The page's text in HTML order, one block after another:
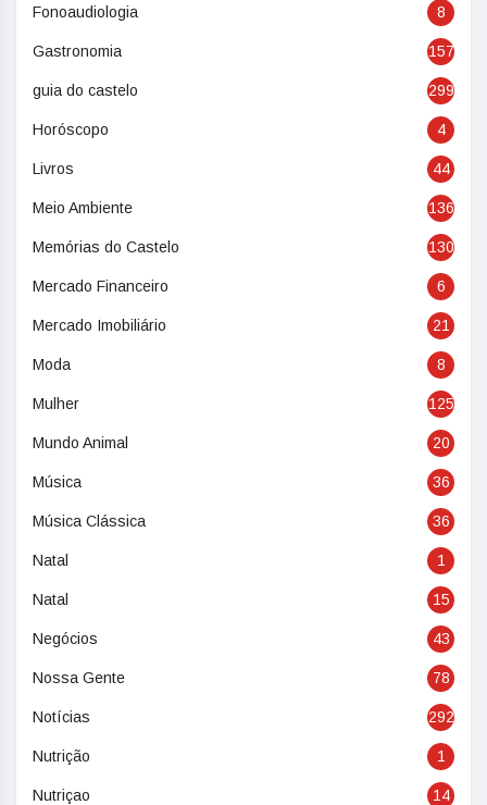
Fonoaudiologia 8
Gastronomia 157
guia do castelo 299
Horóscopo 4
Livros 44
Meio Ambiente 136
Memórias do Castelo 130
Mercado Financeiro 6
Mercado Imobiliário 21
Moda 8
Mulher 125
Mundo Animal 20
Música 36
Música Clássica 36
Natal 1
Natal 15
Negócios 43
Nossa Gente 78
Notícias 292
Nutrição 1
Nutriçao 14